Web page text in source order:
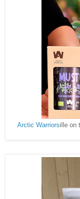
Arctic Warriorsille on